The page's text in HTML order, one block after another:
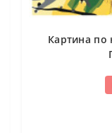
Картина